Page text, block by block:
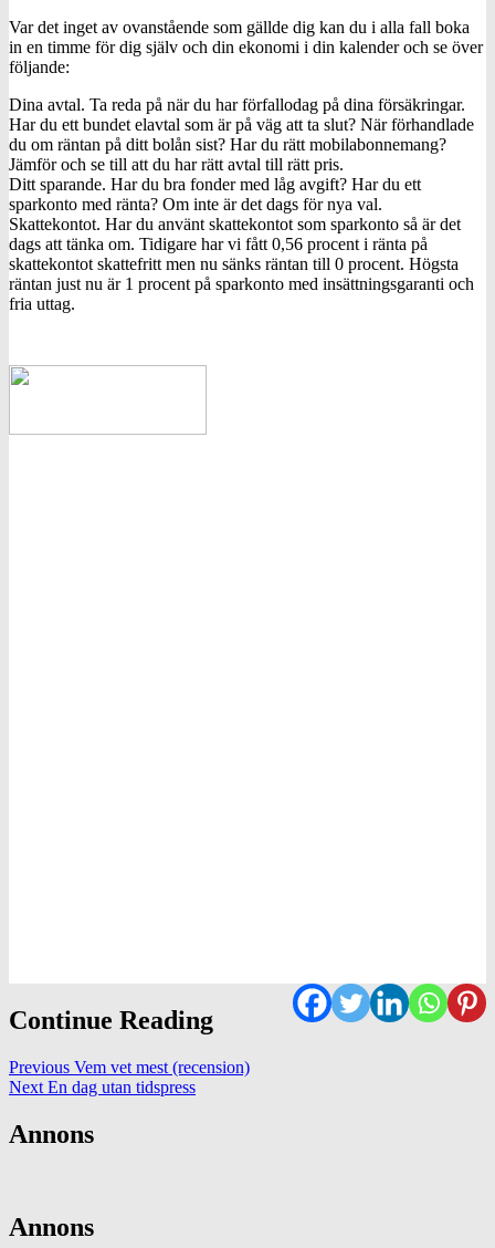
Var det inget av ovanstående som gällde dig kan du i alla fall boka
in en timme för dig själv och din ekonomi i din kalender och se över
följande:
Dina avtal. Ta reda på när du har förfallodag på dina försäkringar.
Har du ett bundet elavtal som är på väg att ta slut? När förhandlade
du om räntan på ditt bolån sist? Har du rätt mobilabonnemang?
Jämför och se till att du har rätt avtal till rätt pris.
Ditt sparande. Har du bra fonder med låg avgift? Har du ett
sparkonto med ränta? Om inte är det dags för nya val.
Skattekontot. Har du använt skattekontot som sparkonto så är det
dags att tänka om. Tidigare har vi fått 0,56 procent i ränta på
skattekontot skattefritt men nu sänks räntan till 0 procent. Högsta
räntan just nu är 1 procent på sparkonto med insättningsgaranti och
fria uttag.
Continue Reading
Previous Vem vet mest (recension)
Next En dag utan tidspress
Annons
Annons